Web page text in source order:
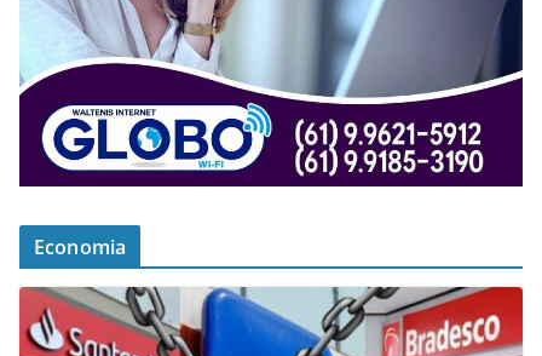
Economia